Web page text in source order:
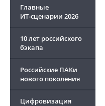
Главные
ИТ-сценарии 2026
10 лет российского
бэкапа
Российские ПАКи
нового поколения
Цифровизация